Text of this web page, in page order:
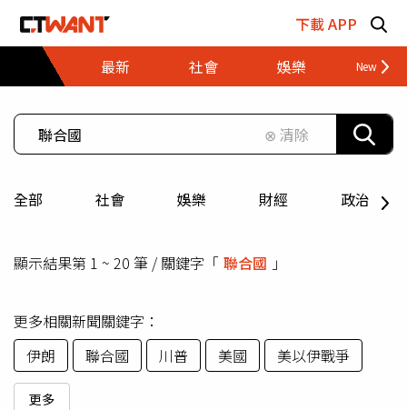
下載 APP
最新
社會 娛樂 財經
⊗ 清除
全部 社會 娛樂 財經 政治
顯示結果第 1 ~ 20 筆 / 關鍵字「 聯合國 」
更多相關新聞關鍵字：
伊朗
聯合國 川普 美國 美以伊戰爭
更多